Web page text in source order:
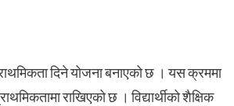
दिने योजना बनाएको छ । यस क्रममा
राखिएको छ । विद्यार्थीको शैक्षिक